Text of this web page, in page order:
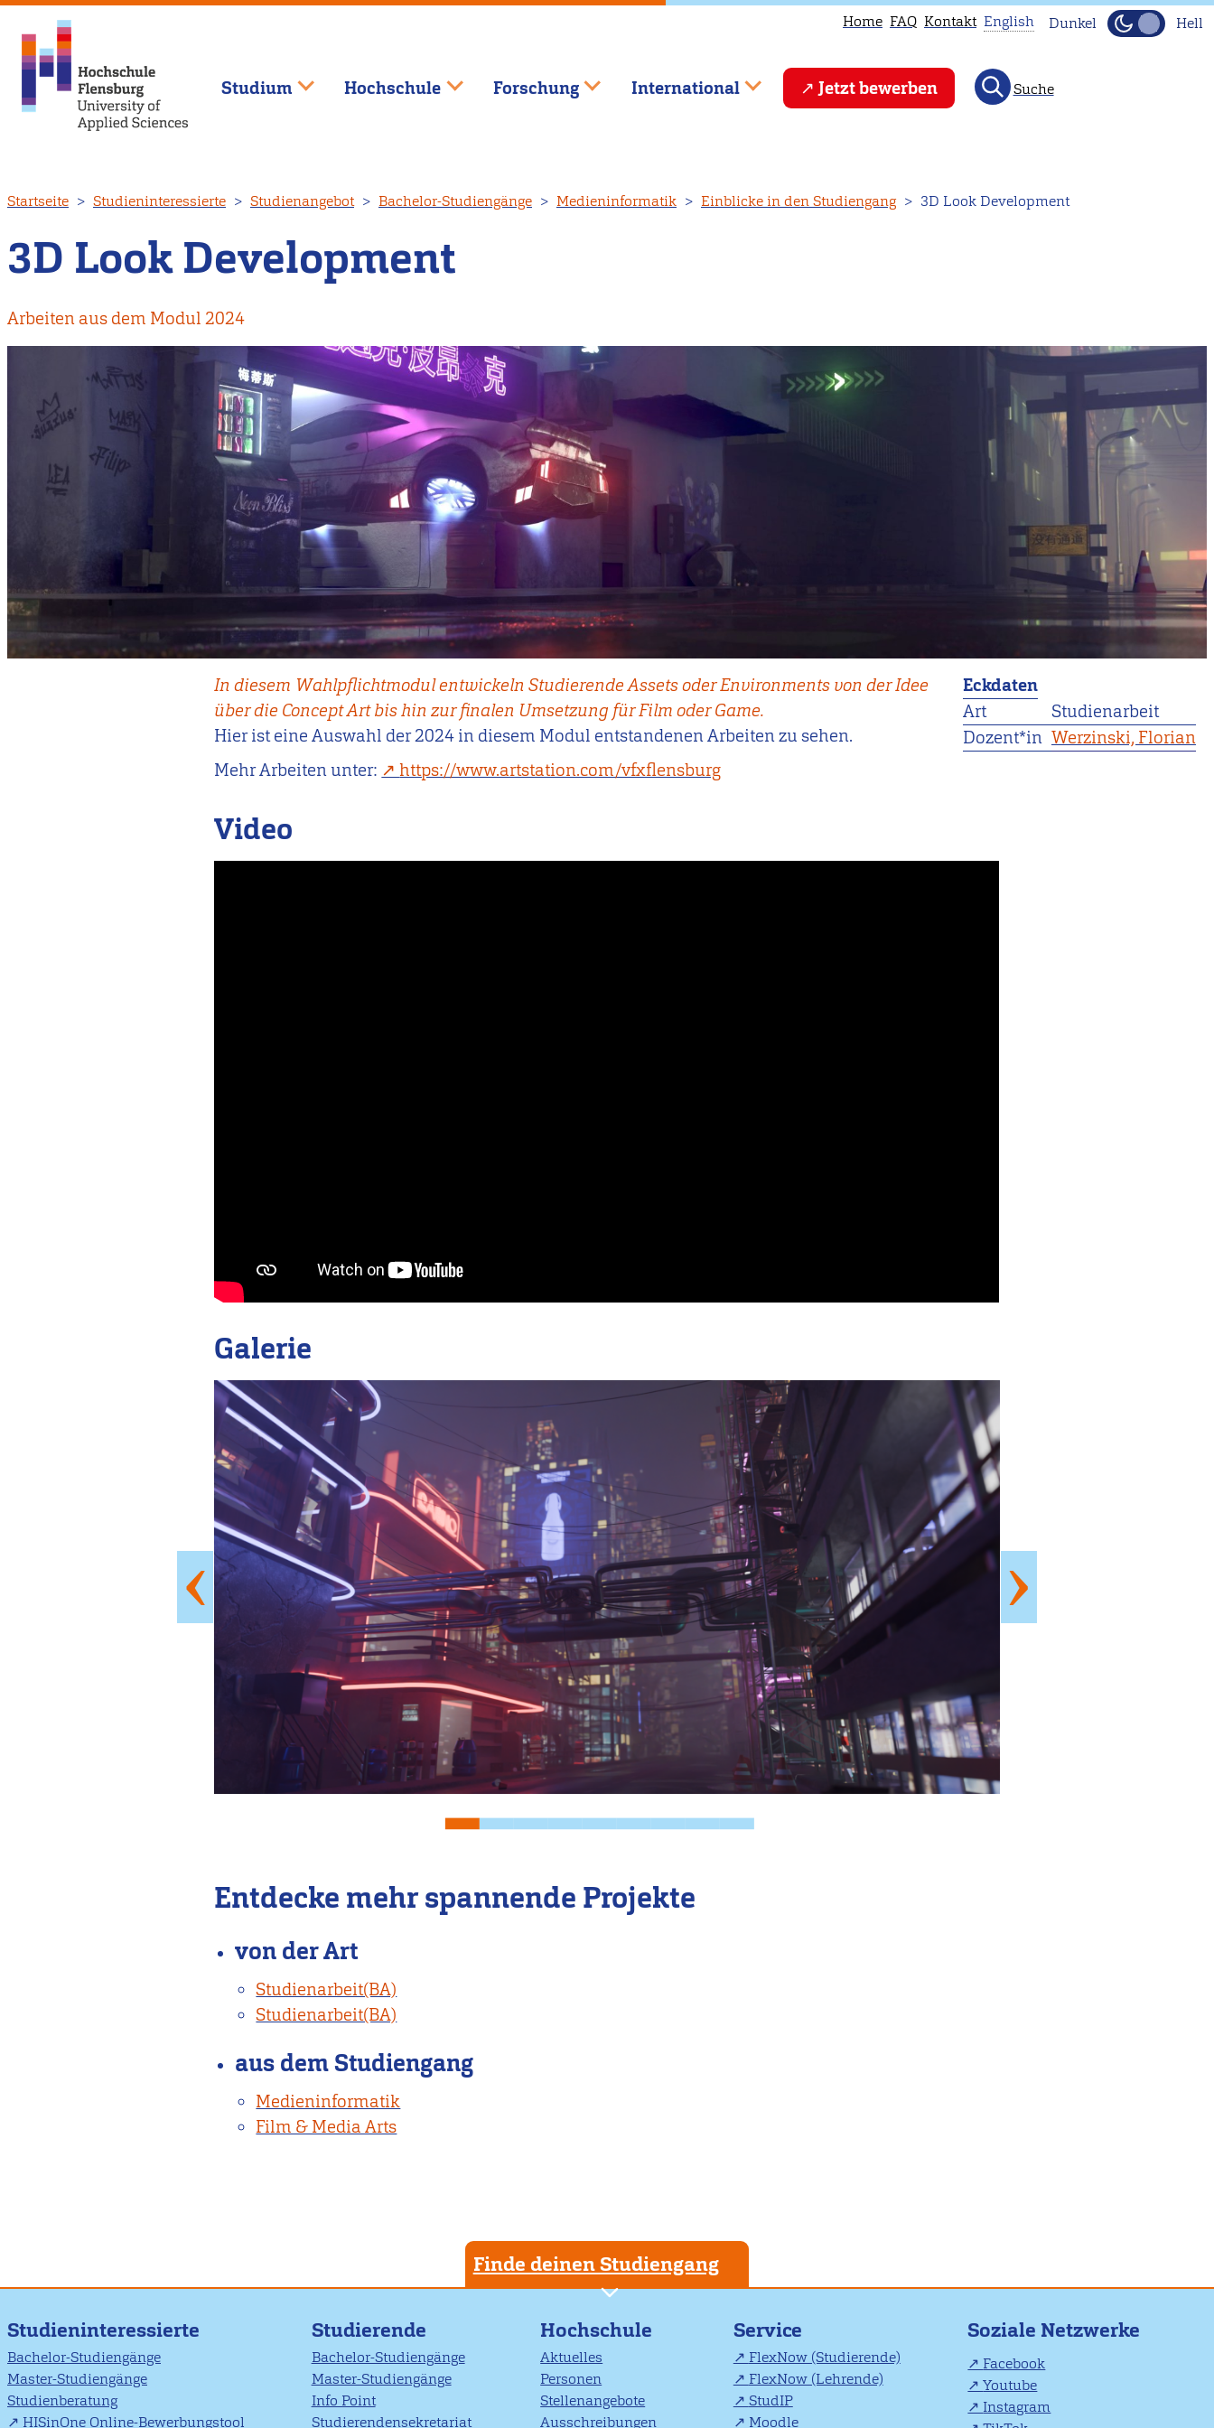
zum
Inhalt
Home FAQ Kontakt
This
page
in
main
page
instead.
English Dunkel Hell
Studium Hochschule Forschung International Jetzt bewerben Suche
Startseite Studieninteressierte Studienangebot Bachelor-Studiengänge Medieninformatik Einblicke in den Studiengang 3D Look Development
3D Look Development
Arbeiten aus dem Modul 2024
Eckdaten
Art
Studienarbeit
Dozent*in Werzinski, Florian
In diesem Wahlpflichtmodul entwickeln Studierende Assets oder Environments von der Idee
über die Concept Art bis hin zur finalen Umsetzung für Film oder Game.
Hier ist eine Auswahl der 2024 in diesem Modul entstandenen Arbeiten zu sehen.
Mehr Arbeiten unter:
https://www.artstation.com/vfxflensburg
Video
Galerie
Entdecke mehr spannende Projekte
von der Art
Studienarbeit(BA)
Studienarbeit(BA)
aus dem Studiengang
Medieninformatik
Film & Media Arts
Finde deinen Studiengang
Studieninteressierte
Bachelor-Studiengänge
Master-Studiengänge
Studienberatung
HISinOne Online-Bewerbungstool
Studierende
Bachelor-Studiengänge
Master-Studiengänge
Info Point
Studierendensekretariat
Hochschule
Aktuelles
Personen
Stellenangebote
Ausschreibungen
Service
FlexNow (Studierende)
FlexNow (Lehrende)
StudIP
Moodle
Soziale Netzwerke
Facebook
Youtube
Instagram